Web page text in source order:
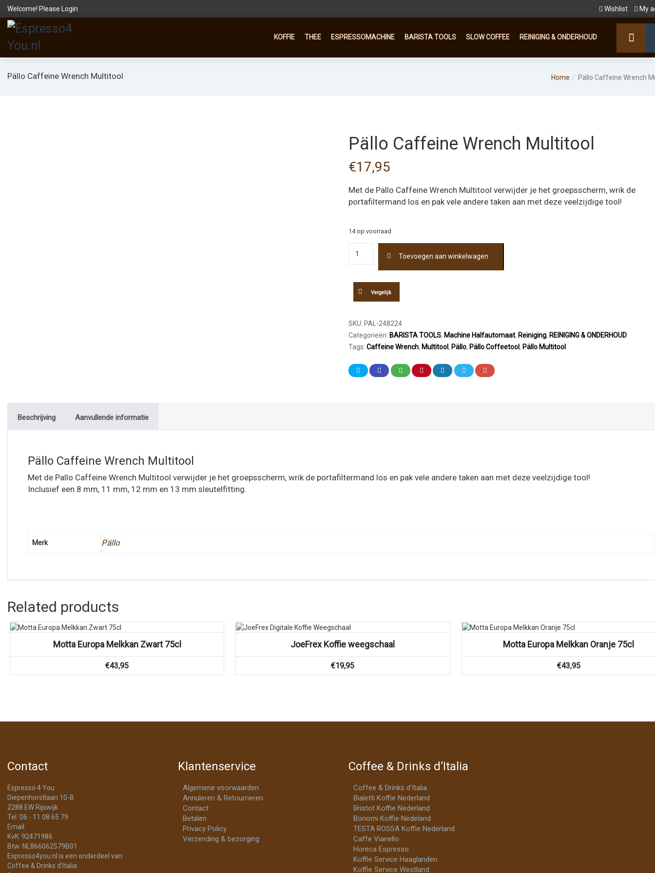
Welcome! Please Login Wishlist My
KOFFIE THEE ESPRESSOMACHINE BARISTA TOOLS SLOW COFFEE REINIGING & ONDERHOUD
Pällo Caffeine Wrench Multitool Home Pällo Caffeine Wrench
Pällo Caffeine Wrench Multitool
€17,95
Met de Pallo Caffeine Wrench Multitool verwijder je het groepsscherm, wrik de
portafiltermand los en pak vele andere taken aan met deze veelzijdige tool!
14 op voorraad
Caffeine
Wrench
Toevoegen aan winkelwagen
Vergelijk
SKU: PAL-248224
Categorieën: BARISTA TOOLS, Machine Halfautomaat, Reiniging, REINIGING & ONDERHOUD
Tags: Caffeine Wrench, Multitool, Pällo, Pällo Coffeetool, Pällo Multitool
Beschrijving Aanvullende informatie
Pällo Caffeine Wrench Multitool
Met de Pallo Caffeine Wrench Multitool verwijder je het groepsscherm, wrik de portafiltermand los en pak vele andere taken aan met deze veelzijdige tool!
Inclusief een 8 mm, 11 mm, 12 mm en 13 mm sleutelfitting.
Merk Pällo
Related products
Motta Europa Melkkan Zwart 75cl
€43,95
Vergelijk
JoeFrex Koffie weegschaal
€19,95
Vergelijk
Motta Europa Melkkan Oranje 75cl
€43,95
Contact
Espresso 4 You
Diepenhorstlaan 10-B
2288 EW Rijswijk
Tel: 06 - 11 08 65 79
Email:
KvK: 92471986
Btw: NL866062579B01
Espresso4you.nl is een onderdeel van
Coffee & Drinks d’Italia.
Klantenservice
Algemene voorwaarden
Annuleren & Retourneren
Contact
Betalen
Privacy Policy
Verzending & bezorging
Coffee & Drinks d’Italia
Coffee & Drinks d’Italia
Bialetti Koffie Nederland
Bristot Koffie Nederland
Bonomi Koffie Nedeland
TESTA ROSSA Koffie Nederland
Caffe Vianello
Horeca Espresso
Koffie Service Haaglanden
Koffie Service Westland